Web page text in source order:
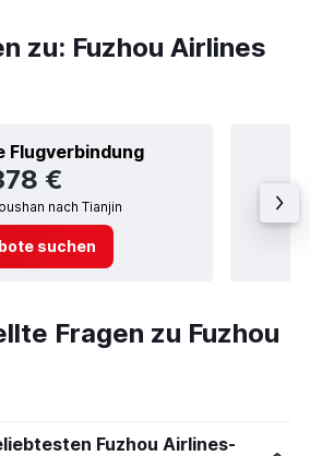
zu: Fuzhou Airlines
Flugverbindung
€
nach Tianjin
suchen
Fragen zu Fuzhou
Fuzhou Airlines-